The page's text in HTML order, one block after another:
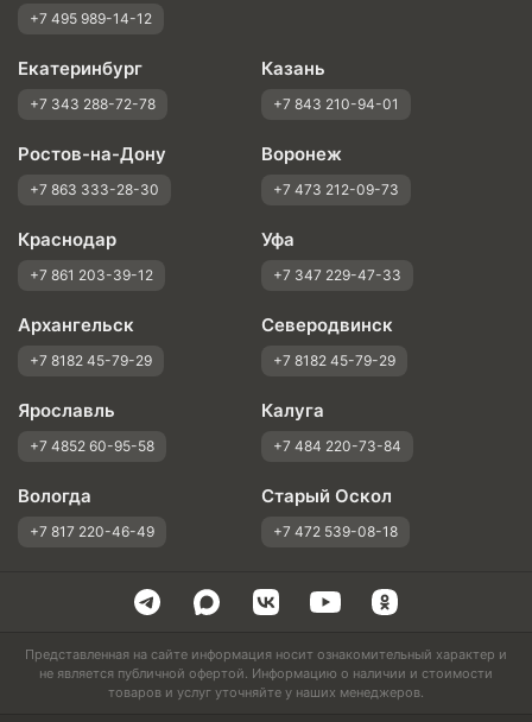
+7 495 989-14-12
Екатеринбург
+7 343 288-72-78
Казань
+7 843 210-94-01
Ростов-на-Дону
+7 863 333-28-30
Воронеж
+7 473 212-09-73
Краснодар
+7 861 203-39-12
Уфа
+7 347 229-47-33
Архангельск
+7 8182 45-79-29
Северодвинск
+7 8182 45-79-29
Ярославль
+7 4852 60-95-58
Калуга
+7 484 220-73-84
Вологда
+7 817 220-46-49
Старый Оскол
+7 472 539-08-18
Представленная на сайте информация носит ознакомительный характер и
не является публичной офертой. Информацию о наличии и стоимости
товаров и услуг уточняйте у наших менеджеров.